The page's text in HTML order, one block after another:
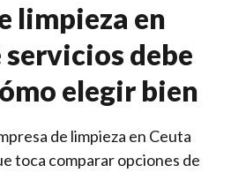
limpieza en
servicios debe
elegir bien
de limpieza en Ceuta
toca comparar opciones de